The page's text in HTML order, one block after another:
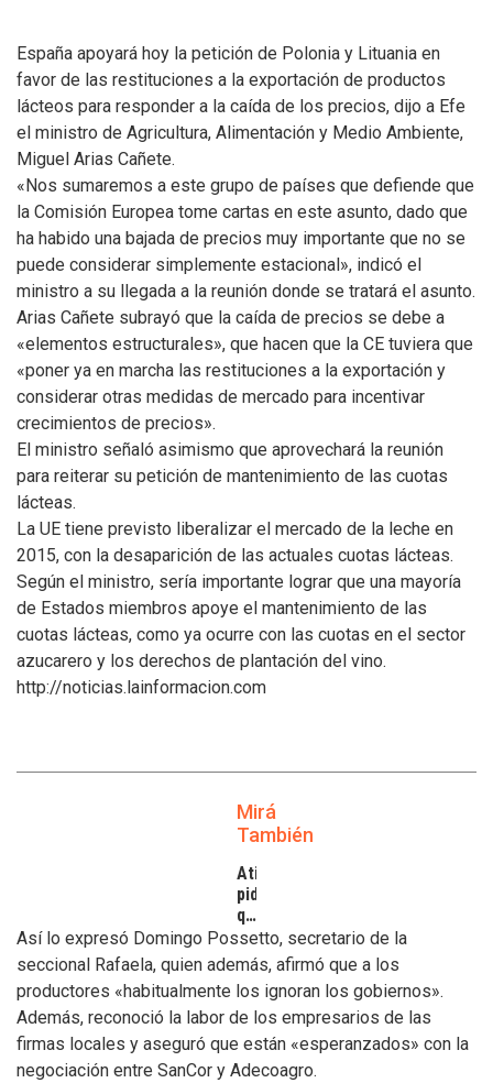
España apoyará hoy la petición de Polonia y Lituania en
favor de las restituciones a la exportación de productos
lácteos para responder a la caída de los precios, dijo a Efe
el ministro de Agricultura, Alimentación y Medio Ambiente,
Miguel Arias Cañete.
«Nos sumaremos a este grupo de países que defiende que
la Comisión Europea tome cartas en este asunto, dado que
ha habido una bajada de precios muy importante que no se
puede considerar simplemente estacional», indicó el
ministro a su llegada a la reunión donde se tratará el asunto.
Arias Cañete subrayó que la caída de precios se debe a
«elementos estructurales», que hacen que la CE tuviera que
«poner ya en marcha las restituciones a la exportación y
considerar otras medidas de mercado para incentivar
crecimientos de precios».
El ministro señaló asimismo que aprovechará la reunión
para reiterar su petición de mantenimiento de las cuotas
lácteas.
La UE tiene previsto liberalizar el mercado de la leche en
2015, con la desaparición de las actuales cuotas lácteas.
Según el ministro, sería importante lograr que una mayoría
de Estados miembros apoye el mantenimiento de las
cuotas lácteas, como ya ocurre con las cuotas en el sector
azucarero y los derechos de plantación del vino.
http://noticias.lainformacion.com
Mirá
También
Atilra
pide
que
se
atiendan
inconvenientes
de
los
tamberos
Así lo expresó Domingo Possetto, secretario de la
seccional Rafaela, quien además, afirmó que a los
productores «habitualmente los ignoran los gobiernos».
Además, reconoció la labor de los empresarios de las
firmas locales y aseguró que están «esperanzados» con la
negociación entre SanCor y Adecoagro.